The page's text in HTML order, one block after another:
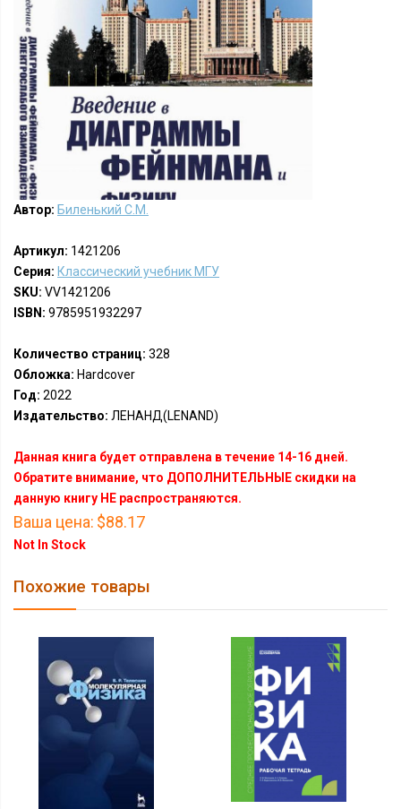
Автор: Биленький С.М.
Артикул: 1421206
Серия: Классический учебник МГУ
SKU: VV1421206
ISBN: 9785951932297
Количество страниц: 328
Обложка: Hardcover
Год: 2022
Издательство: ЛЕНАНД(LENAND)
Данная книга будет отправлена в течение 14-16 дней.
Обратите внимание, что ДОПОЛНИТЕЛЬНЫЕ скидки на
данную книгу НЕ распространяются.
Ваша цена: $88.17
Not In Stock
Похожие товары